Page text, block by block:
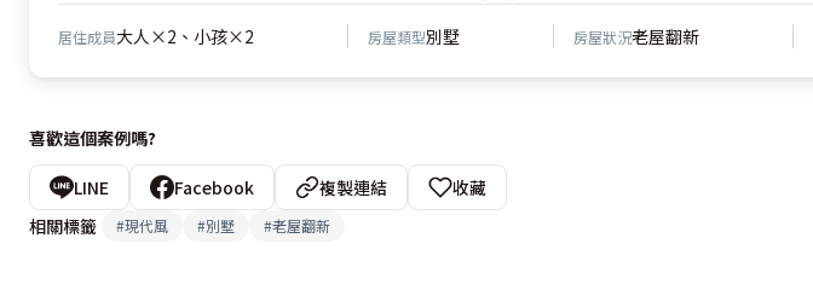
居住成員大人×2、小孩×2 房屋類型別墅 房屋狀況老屋翻新
喜歡這個案例嗎?
LINE Facebook 複製連結
收藏
相關標籤
#現代風 #別墅 #老屋翻新